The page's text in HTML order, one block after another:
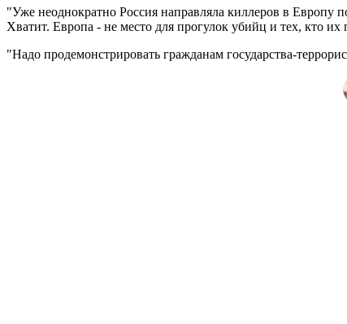
"Уже неоднократно Россия направляла киллеров в
Хватит. Европа - не место для прогулок убийц и тех, кто
"Надо продемонстрировать гражданам государства-